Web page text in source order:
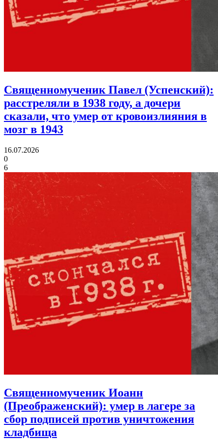
Священномученик Павел (Успенский):
расстреляли в 1938 году, а дочери
сказали, что умер от кровоизлияния в
мозг в 1943
16.07.2026
0
6
Священномученик Иоанн
(Преображенский): умер в лагере за
сбор подписей против уничтожения
кладбища